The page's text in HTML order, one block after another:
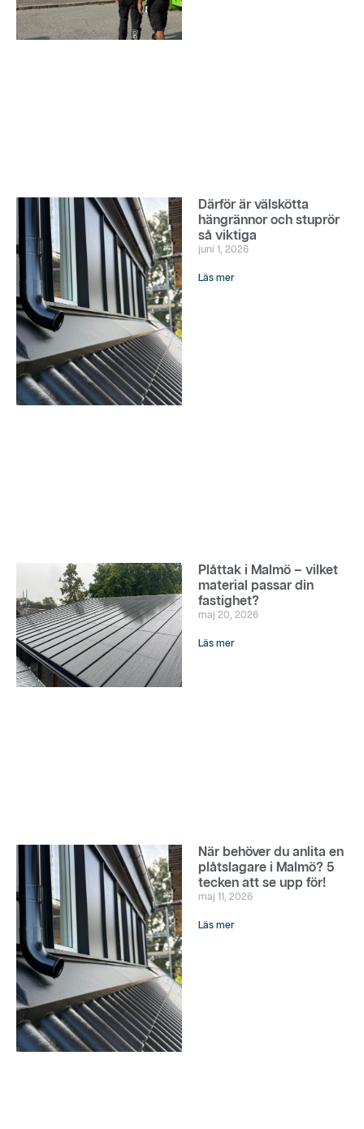
Därför är välskötta
hängrännor och stuprör
så viktiga
juni 1, 2026
Läs mer
Plåttak i Malmö – vilket
material passar din
fastighet?
maj 20, 2026
Läs mer
När behöver du anlita en
plåtslagare i Malmö? 5
tecken att se upp för!
maj 11, 2026
Läs mer